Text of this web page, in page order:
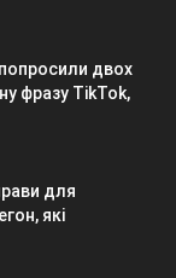
двох
фразу TikTok,
для
які